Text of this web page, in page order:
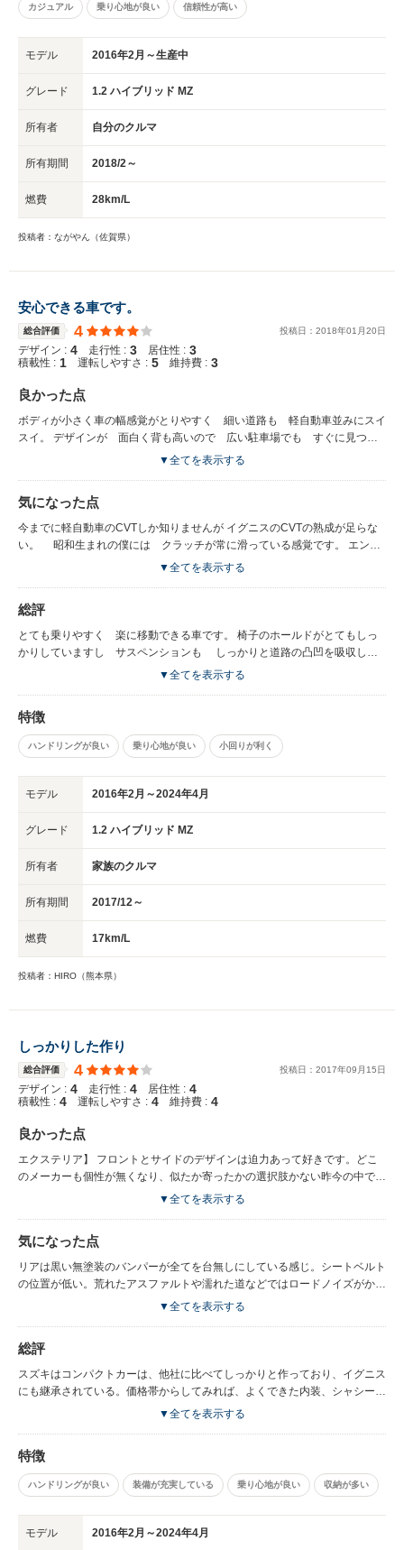
カジュアル 乗り心地が良い 信頼性が高い
モデル 2016年2月～生産中
グレード 1.2 ハイブリッド MZ
所有者 自分のクルマ
所有期間 2018/2～
燃費 28km/L
投稿者：ながやん（佐賀県）
安心できる車です。
総合評価 4 投稿日： 2018年01 月20日
デザイン : 4 走行性 : 3 居住性 : 3
積載性 : 1 運転しやすさ : 5 維持費 : 3
良かった点
ボディが小さく車の幅感覚がとりやすく 細い道路も 軽自動車並みにスイ
スイ。 デザインが 面白く背も高いので 広い駐車場でも すぐに見つけ
られる。（これはとってもありがたい。） 交差点でのエンジンストップか
▼全てを表示する
気になった点
今までに軽自動車のCVTしか知りませんが イグニスのCVTの熟成が足らな
い。 昭和生まれの僕には クラッチが常に滑っている感覚です。 エンジ
ン本体はとても素晴らしいのに CVTで台無しです。 ATかMTを積むとそ
れば 困ります。
▼全てを表示する
総評
とても乗りやすく 楽に移動できる車です。 椅子のホールドがとてもしっ
かりしていますし サスペンションも しっかりと道路の凸凹を吸収しま
▼全てを表示する
特徴
ハンドリングが良い 乗り心地が良い 小回りが利く
モデル 2016年2月～2024年4月
グレード 1.2 ハイブリッド MZ
所有者 家族のクルマ
所有期間 2017/12～
燃費 17km/L
投稿者：HIRO（熊本県）
しっかりした作り
総合評価 4 投稿日： 2017年09 月 15日
デザイン : 4 走行性 : 4 居住性 : 4
積載性 : 4 運転しやすさ : 4 維持費 : 4
良かった点
エクステリア】 フロントとサイドのデザインは迫力あって好きです。どこ
のメーカーも個性が無くなり、似たか寄ったかの選択肢かない昨今の中で
は、個性的なデザインではないかと思います。 【インテリア】 台形の外観
はホールド感あって良いです。 【エンジン性能】 880㎏の車体重量に１２
００のエンジンで必要十分です。力不足を感じることはありません。バイパ
スの合流もストレスなくスイスイいけます。 【走行性能】 軽い車体がスム
いです。荒地でも思ったよりバタバタしません。カーブで体がずれる事も少
なく、このクラスとしては良いほうだと思います。軽や同クラスからの乗り
換えでは不満はまず出ないでしょう。
▼全てを表示する
気になった点
リアは黒い無塗装のバンパーが全てを台無しにしている感じ。シートベルト
の位置が低い。荒れたアスファルトや濡れた道などではロードノイズがかな
▼全てを表示する
総評
スズキはコンパクトカーは、他社に比べてしっかりと作っており、イグニス
にも継承されている。価格帯からしてみれば、よくできた内装、シャシーも
しっかりしているので、お勧めできる一台です。
▼全てを表示する
特徴
ハンドリングが良い 装備が充実している 乗り心地が良い 収納が多い
モデル 2016年2月～2024年4月